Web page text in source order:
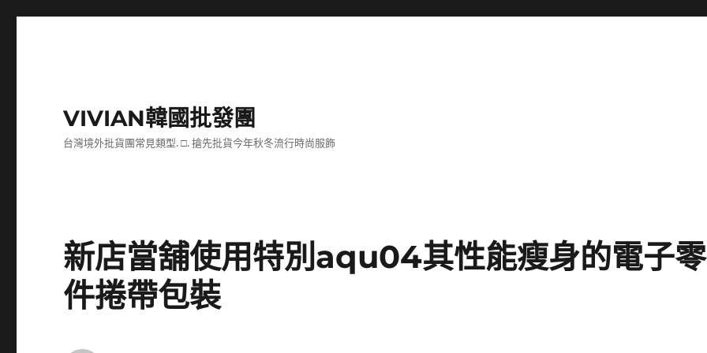
VIVIAN韓國批發團
台灣境外批貨團常見類型. □. 搶先批貨今年秋冬流行時尚服飾
新店當舖使用特別aqu04其性能瘦身的電子零
件捲帶包裝